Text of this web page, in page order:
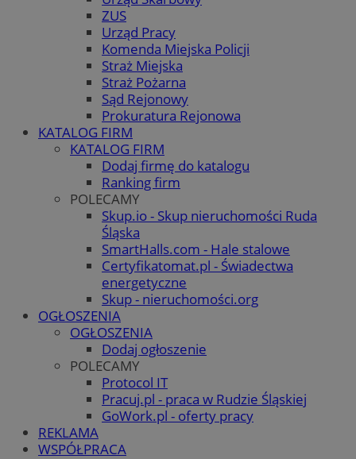
ZUS
Urząd Pracy
Komenda Miejska Policji
Straż Miejska
Straż Pożarna
Sąd Rejonowy
Prokuratura Rejonowa
KATALOG FIRM
KATALOG FIRM
Dodaj firmę do katalogu
Ranking firm
POLECAMY
Skup.io - Skup nieruchomości Ruda
Śląska
SmartHalls.com - Hale stalowe
Certyfikatomat.pl - Świadectwa
energetyczne
Skup - nieruchomości.org
OGŁOSZENIA
OGŁOSZENIA
Dodaj ogłoszenie
POLECAMY
Protocol IT
Pracuj.pl - praca w Rudzie Śląskiej
GoWork.pl - oferty pracy
REKLAMA
WSPÓŁPRACA